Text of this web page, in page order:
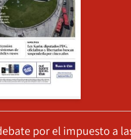
por el impuesto a